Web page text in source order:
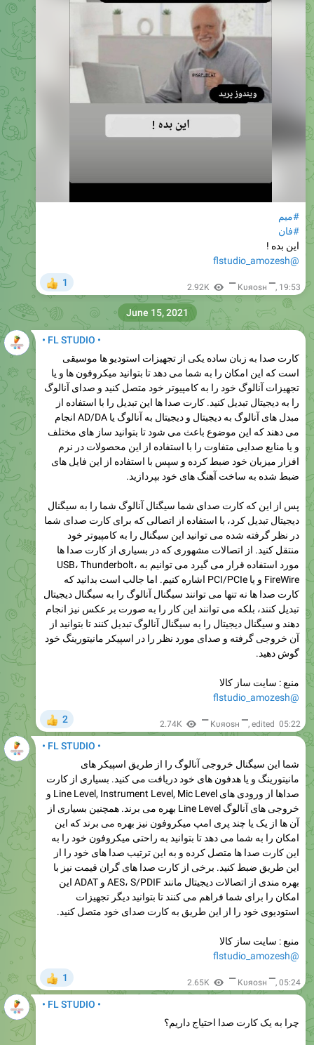
#میم
#فان
این بده !
@flstudio_amozesh
1 2.92K ▔ Kυяosн ▔, 19:53
• FL STUDIO •
کارت صدا به زبان ساده یکی از تجهیزات استودیو ها موسیقی
است که این امکان را به شما می دهد تا بتوانید میکروفون ها و یا
تجهیزات آنالوگ خود را به کامپیوتر خود متصل کنید و صدای آنالوگ
را به دیجیتال تبدیل کنید. کارت صدا ها این تبدیل را با استفاده از
مبدل های آنالوگ به دیجیتال و دیجیتال به آنالوگ یا AD/DA انجام
می دهند که این موضوع باعث می شود تا بتوانید ساز های مختلف
و یا منابع صدایی متفاوت را با استفاده از این محصولات در نرم
افزار میزبان خود ضبط کرده و سپس با استفاده از این فایل های
ضبط شده به ساخت آهنگ های خود بپردازید.
پس از این که کارت صدای شما سیگنال آنالوگ شما را به سیگنال
دیجیتال تبدیل کرد، با استفاده از اتصالی که برای کارت صدای شما
در نظر گرفته شده می توانید این سیگنال را به کامپیوتر خود
منتقل کنید. از اتصالات مشهوری که در بسیاری از کارت صدا ها
مورد استفاده قرار می گیرد می توانیم به USB، Thunderbolt،
FireWire و یا PCI/PCIe اشاره کنیم. اما جالب است بدانید که
کارت صدا ها نه تنها می توانند سیگنال آنالوگ را به سیگنال دیجیتال
تبدیل کنند، بلکه می توانند این کار را به صورت بر عکس نیز انجام
دهند و سیگنال دیجیتال را به سیگنال آنالوگ تبدیل کنند تا بتوانید از
آن خروجی گرفته و صدای مورد نظر را در اسپیکر مانیتورینگ خود
گوش دهید.
منبع : سایت ساز کالا
@flstudio_amozesh
2 2.74K ▔ Kυяosн ▔, edited 05:22
June 15, 2021
• FL STUDIO •
شما این سیگنال خروجی آنالوگ را از طریق اسپیکر های
مانیتورینگ و یا هدفون های خود دریافت می کنید. بسیاری از کارت
صداها از ورودی های Line Level, Instrument Level, Mic Level و
خروجی های آنالوگ Line Level بهره می برند. همچنین بسیاری از
آن ها از یک یا چند پری امپ میکروفون نیز بهره می برند که این
امکان را به شما می دهد تا بتوانید به راحتی میکروفون خود را به
این کارت صدا ها متصل کرده و به این ترتیب صدا های خود را از
این طریق ضبط کنید. برخی از کارت صدا های گران قیمت نیز با
بهره مندی از اتصالات دیجیتال مانند AES، S/PDIF و ADAT این
امکان را برای شما فراهم می کنند تا بتوانید دیگر تجهیزات
استودیوی خود را از این طریق به کارت صدای خود متصل کنید.
منبع : سایت ساز کالا
@flstudio_amozesh
1 2.65K ▔ Kυяosн ▔, 05:24
• FL STUDIO •
چرا به یک کارت صدا احتیاج داریم؟